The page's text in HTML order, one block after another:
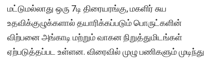
மட்டுமல்லாது ஒரு 7டி திரையரங்கு, மகளிர் சுய
உதவிக்குழுக்களால் தயாரிக்கப்படும் பொருட்களின்
விற்பனை அங்காடி மற்றும் வாகன நிறுத்துமிடங்கள்
ஏற்படுத்தப்பட உள்ளன. விரைவில் முழு பணிகளும் முடிந்து